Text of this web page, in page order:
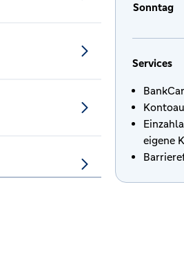
Sonntag
Services
eigene